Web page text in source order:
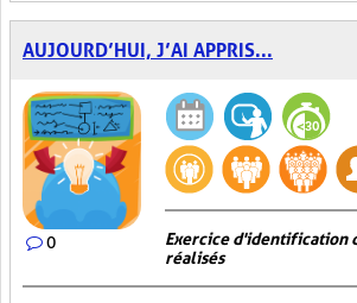
AUJOURD’HUI, J’AI APPRIS...
0
Exercice d'identification
réalisés